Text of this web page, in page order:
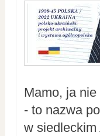
Mamo, ja
- to nazwa
w